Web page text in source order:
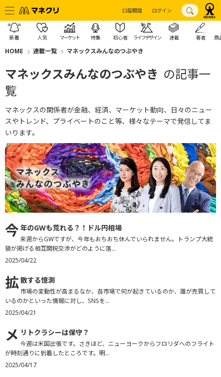
口座開設 ログイン
新着 人気 マーケット 特集 初心者 ライフデザイン 連載 著者 商
HOME 連載一覧 マネックスみんなのつぶやき
マネックスみんなのつぶやき の記事一
覧
マネックスの関係者が金融、経済、マーケット動向、日々のニュー
スやトレンド、プライベートのこと等、様々なテーマで発信してま
いります。
今年のGWも荒れる？！ドル円相場
来週からGWですが、今年もおちおち休んでいられません。トランプ大統
領が掲げる相互関税交渉がどのように落...
2025/04/22
拡散する憶測
市場の変動性が高まるなか、各市場で何が起きているのか、誰が売買して
いるのかといった情報に対し、SNSを...
2025/04/21
メ リトクラシーは保守？
今週は米国出張です。さきほど、ニューヨークからフロリダへのフライト
が時刻通りに到着したところです。明...
2025/04/17